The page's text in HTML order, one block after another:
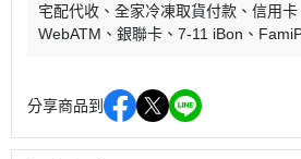
宅配代收
全家冷凍取貨付款 信用卡
WebATM
銀聯卡 7-11 iBon
分享商品到